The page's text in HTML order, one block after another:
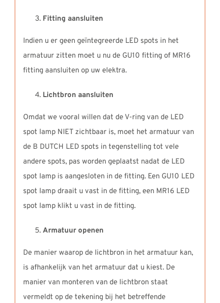
Fitting aansluiten
Indien u er geen geïntegreerde LED spots in het
armatuur zitten moet u nu de GU10 fitting of MR16
fitting aansluiten op uw elektra.
Lichtbron aansluiten
Omdat we vooral willen dat de V-ring van de LED
spot lamp NIET zichtbaar is, moet het armatuur van
de B DUTCH LED spots in tegenstelling tot vele
andere spots, pas worden geplaatst nadat de LED
spot lamp is aangesloten in de fitting. Een GU10 LED
spot lamp draait u vast in de fitting, een MR16 LED
spot lamp klikt u vast in de fitting.
Armatuur openen
De manier waarop de lichtbron in het armatuur kan,
is afhankelijk van het armatuur dat u kiest. De
manier van monteren van de lichtbron staat
vermeldt op de tekening bij het betreffende